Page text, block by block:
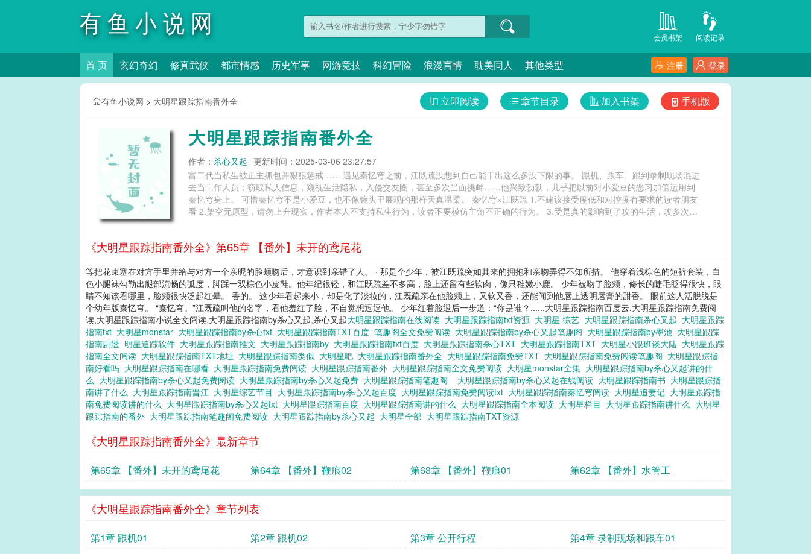
有鱼小说网 阅读记录
会员书架
首 页 玄幻奇幻 修真武侠 都市情感 历史军事 网游竞技 科幻冒险 浪漫言情 耽美同人 其他类型 登录
注册
有鱼小说网 > 大明星跟踪指南番外全 手机版
加入书架
章节目录
立即阅读
大明星跟踪指南番外全
作者： 杀心又起 更新时间：2025-03-06 23:27:57
富二代当私生被正主抓包并狠狠惩戒…… 遇见秦忆穹之前，江既疏没想到自己能干出这么多没下限的事。 跟机、跟车、跟到录制现场混进
去当工作人员；窃取私人信息，窥视生活隐私，入侵交友圈，甚至多次当面挑衅……他兴致勃勃，几乎把以前对小爱豆的恶习加倍运用到
秦忆穹身上。 可惜秦忆穹不是小爱豆，也不像镜头里展现的那样天真温柔。 秦忆穹×江既疏 1.不建议接受度低和对控度有要求的读者朋友
看 2.架空无原型，请勿上升现实，作者本人不支持私生行为，读者不要模仿主角不正确的行为。 3.受是真的影响到了攻的生活，攻多次警
《大明星跟踪指南番外全》第65章 【番外】未开的鸢尾花
等把花束塞在对方手里并给与对方一个亲昵的脸颊吻后，才意识到亲错了人。 · 那是个少年，被江既疏突如其来的拥抱和亲吻弄得不知所措。 他穿着浅棕色的短裤套装，白
色小腿袜勾勒出腿部流畅的弧度，脚踩一双棕色小皮鞋。他年纪很轻，和江既疏差不多高，脸上还留有些软肉，像只稚嫩小鹿。 少年被吻了脸颊，修长的睫毛眨得很快，眼
睛不知该看哪里，脸颊很快泛起红晕。 香的。 这少年看起来小，却是化了淡妆的，江既疏亲在他脸颊上，又软又香，还能闻到他唇上透明唇膏的甜香。 眼前这人活脱脱是
个幼年版秦忆穹。 “秦忆穹。”江既疏叫他的名字，看他羞红了脸，不自觉想逗逗他。 少年红着脸退后一步道：“你是谁？......大明星跟踪指南百度云,大明星跟踪指南免费阅
读,大明星跟踪指南小说全文阅读,大明星跟踪指南by杀心又起,杀心又起大明星跟踪指南在线阅读 大明星跟踪指南txt资源 大明星 综艺 大明星跟踪指南杀心又起 大明星跟踪
指南txt 大明星monstar 大明星跟踪指南by杀心txt 大明星跟踪指南TXT百度 笔趣阁全文免费阅读 大明星跟踪指南by杀心又起笔趣阁 大明星跟踪指南by墨池 大明星跟踪
指南剧透 明星追踪软件 大明星跟踪指南推文 大明星跟踪指南by 大明星跟踪指南txt百度 大明星跟踪指南杀心TXT 大明星跟踪指南TXT 大明星小跟班谈大陆 大明星跟踪
指南全文阅读 大明星跟踪指南TXT地址 大明星跟踪指南类似 大明星吧 大明星跟踪指南番外全 大明星跟踪指南免费TXT 大明星跟踪指南免费阅读笔趣阁 大明星跟踪指
南好看吗 大明星跟踪指南在哪看 大明星跟踪指南免费阅读 大明星跟踪指南番外 大明星跟踪指南全文免费阅读 大明星monstar全集 大明星跟踪指南by杀心又起讲的什
么 大明星跟踪指南by杀心又起免费阅读 大明星跟踪指南by杀心又起免费 大明星跟踪指南笔趣阁 大明星跟踪指南by杀心又起在线阅读 大明星跟踪指南书 大明星跟踪指
南讲了什么 大明星跟踪指南晋江 大明星综艺节目 大明星跟踪指南by杀心又起百度 大明星跟踪指南免费阅读txt 大明星跟踪指南秦忆穹阅读 大明星追妻记 大明星跟踪指
南免费阅读讲的什么 大明星跟踪指南by杀心又起txt 大明星跟踪指南百度 大明星跟踪指南讲的什么 大明星跟踪指南全本阅读 大明星栏目 大明星跟踪指南讲什么 大明星
跟踪指南的番外 大明星跟踪指南笔趣阁免费阅读 大明星跟踪指南by杀心又起 大明星全部 大明星跟踪指南TXT资源
《大明星跟踪指南番外全》最新章节
第65章 【番外】未开的鸢尾花 第64章 【番外】鞭痕02 第63章 【番外】鞭痕01 第62章 【番外】水管工
《大明星跟踪指南番外全》章节列表
第1章 跟机01 第2章 跟机02 第3章 公开行程
第4章 录制现场和跟车01